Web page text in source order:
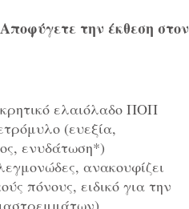
την έκθεση στον
ελαιόλαδο ΠΟΠ
(ευεξία,
ενυδάτωση*)
ανακουφίζει
πόνους, ειδικό για την